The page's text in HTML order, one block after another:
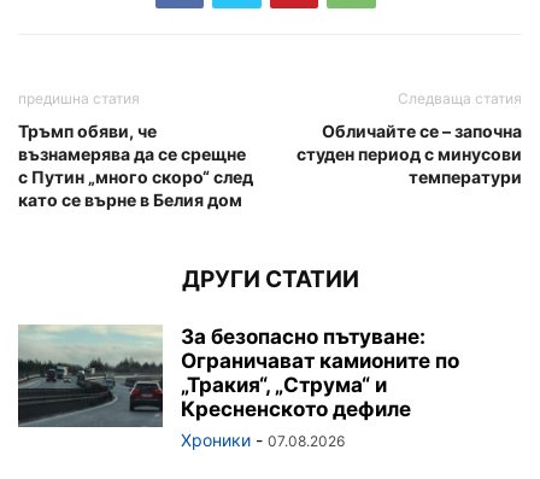
предишна статия
Тръмп обяви, че
възнамерява да се срещне
с Путин „много скоро“ след
като се върне в Белия дом
Следваща статия
Обличайте се – започна
студен период с минусови
температури
ДРУГИ СТАТИИ
За безопасно пътуване:
Ограничават камионите по
„Тракия“, „Струма“ и
Кресненското дефиле
Хроники - 07.08.2026